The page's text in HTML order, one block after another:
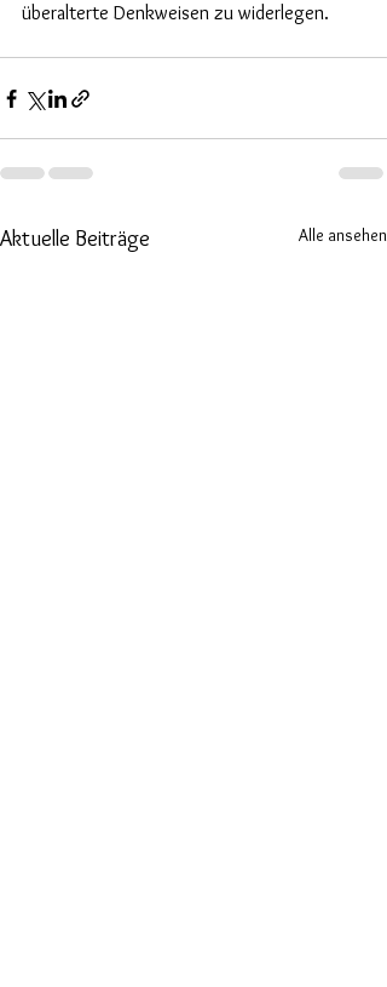
überalterte Denkweisen zu widerlegen.
Aktuelle Beiträge Alle ansehen